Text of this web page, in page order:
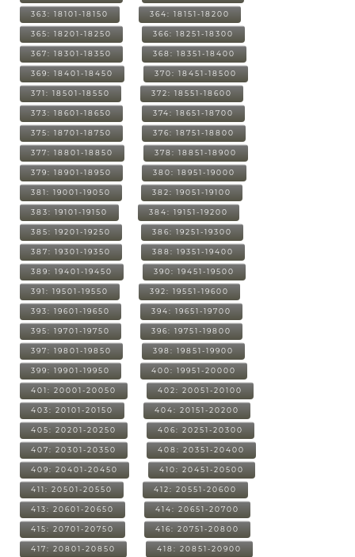
363: 18101-18150 364: 18151-18200
365: 18201-18250 366: 18251-18300
367: 18301-18350 368: 18351-18400
369: 18401-18450 370: 18451-18500
371: 18501-18550 372: 18551-18600
373: 18601-18650 374: 18651-18700
375: 18701-18750 376: 18751-18800
377: 18801-18850 378: 18851-18900
379: 18901-18950 380: 18951-19000
381: 19001-19050 382: 19051-19100
383: 19101-19150 384: 19151-19200
385: 19201-19250 386: 19251-19300
387: 19301-19350 388: 19351-19400
389: 19401-19450 390: 19451-19500
391: 19501-19550 392: 19551-19600
393: 19601-19650 394: 19651-19700
395: 19701-19750 396: 19751-19800
397: 19801-19850 398: 19851-19900
399: 19901-19950 400: 19951-20000
401: 20001-20050 402: 20051-20100
403: 20101-20150 404: 20151-20200
405: 20201-20250 406: 20251-20300
407: 20301-20350 408: 20351-20400
409: 20401-20450 410: 20451-20500
411: 20501-20550 412: 20551-20600
413: 20601-20650 414: 20651-20700
415: 20701-20750 416: 20751-20800
417: 20801-20850 418: 20851-20900